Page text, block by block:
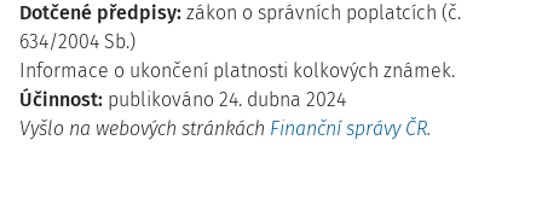
Dotčené předpisy: zákon o správních poplatcích (č.
634/2004 Sb.)
Informace o ukončení platnosti kolkových známek.
Účinnost: publikováno 24. dubna 2024
Vyšlo na webových stránkách Finanční správy ČR.